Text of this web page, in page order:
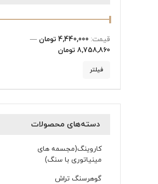
فیلتر
قیمت: 4,440,000 تومان
—
8,758,860 تومان
دسته‌های محصولات
کاروینگ(مجسمه های
مینیاتوری با سنگ)
گوهرسنگ تراش